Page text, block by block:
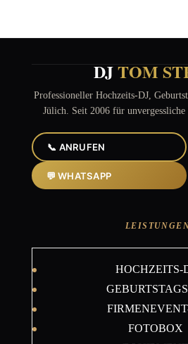
DJTOM
Professioneller Hochzeits-DJ,
Jülich. Seit 2006 für unvergessliche
📞 ANRUFEN
💬 WHATSAPP
HOCHZEITS-
FOTOBOX